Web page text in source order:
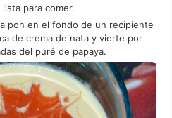
para comer.
pon en el fondo de un recipiente
de crema de nata y vierte por
del puré de papaya.